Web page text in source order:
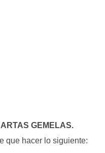
GEMELAS.
que hacer lo siguiente: